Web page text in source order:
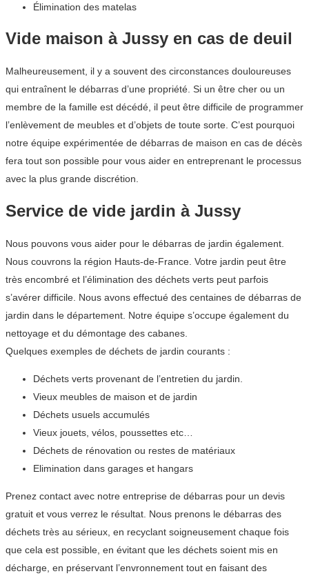
Élimination des matelas
Vide maison à Jussy en cas de deuil
Malheureusement, il y a souvent des circonstances douloureuses
qui entraînent le débarras d’une propriété. Si un être cher ou un
membre de la famille est décédé, il peut être difficile de programmer
l’enlèvement de meubles et d’objets de toute sorte. C’est pourquoi
notre équipe expérimentée de débarras de maison en cas de décès
fera tout son possible pour vous aider en entreprenant le processus
avec la plus grande discrétion.
Service de vide jardin à Jussy
Nous pouvons vous aider pour le débarras de jardin également.
Nous couvrons la région Hauts-de-France. Votre jardin peut être
très encombré et l’élimination des déchets verts peut parfois
s’avérer difficile. Nous avons effectué des centaines de débarras de
jardin dans le département. Notre équipe s’occupe également du
nettoyage et du démontage des cabanes.
Quelques exemples de déchets de jardin courants :
Déchets verts provenant de l’entretien du jardin.
Vieux meubles de maison et de jardin
Déchets usuels accumulés
Vieux jouets, vélos, poussettes etc…
Déchets de rénovation ou restes de matériaux
Elimination dans garages et hangars
Prenez contact avec notre entreprise de débarras pour un devis
gratuit et vous verrez le résultat. Nous prenons le débarras des
déchets très au sérieux, en recyclant soigneusement chaque fois
que cela est possible, en évitant que les déchets soient mis en
décharge, en préservant l’envronnement tout en faisant des